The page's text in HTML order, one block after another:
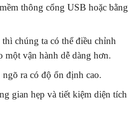
thông cổng USB hoặc bằng
chúng ta có thể điều chỉnh
vận hành dễ dàng hơn.
ra có độ ổn định cao.
gian hẹp và tiết kiệm diện tích